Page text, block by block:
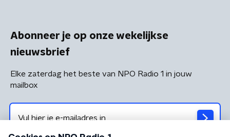
Abonneer je op onze wekelijkse
nieuwsbrief
Elke zaterdag het beste van NPO Radio 1 in jouw
mailbox